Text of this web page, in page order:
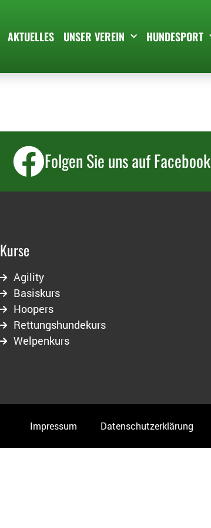
AKTUELLES UNSER VEREIN HUNDESPORT
Folgen Sie uns auf Facebook
Kurse
Agility
Basiskurs
Hoopers
Rettungshundekurs
Welpenkurs
Impressum Datenschutzerklärung